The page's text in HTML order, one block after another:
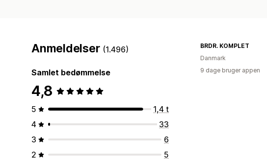
Anmeldelser (1.496)
Samlet bedømmelse
4,8
5
1,4 t
4
33
3
6
2
5
BRDR. KOMPLET
Danmark
9 dage bruger appen